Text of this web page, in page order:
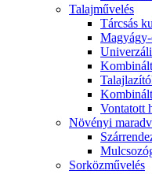
Talajművelés
Tárcsás
Vontatott
Növényi
Sorközművelés